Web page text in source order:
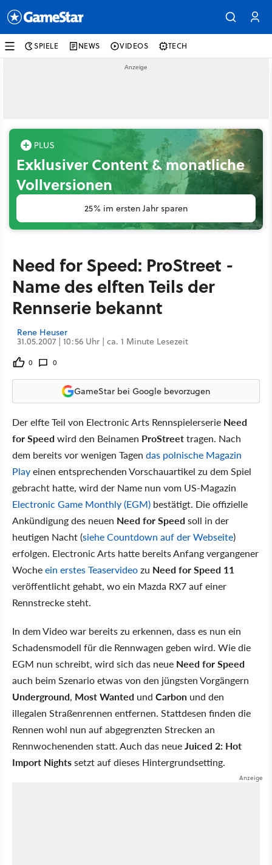
SPIELE NEWS VIDEOS TECH
Exklusiver Content & monatliche
Vollversionen
25% im ersten Jahr sparen
Need for Speed: ProStreet -
Name des elften Teils der
Rennserie bekannt
Rene Heuser
31.05.2007 | 10:56 Uhr | ca. 1 Minute Lesezeit
0 0
GameStar bei Google bevorzugen
Der elfte Teil von Electronic Arts Rennspielerserie Need
for Speedwird den Beinamen ProStreettragen. Nach
dem bereits vor wenigen Tagen das polnische Magazin
Playeinen entsprechenden Vorschauartikel zu dem Spiel
gebracht hatte, wird der Name nun vom US-Magazin
Electronic Game Monthly (EGM) bestätigt. Die offizielle
Ankündigung des neuen Need for Speedsoll in der
heutigen Nacht (siehe Countdown auf der Webseite)
erfolgen. Electronic Arts hatte bereits Anfang vergangener
Wocheein erstes Teaservideozu Need for Speed 11
veröffentlicht gehabt, wo ein Mazda RX7 auf einer
Rennstrecke steht.
In dem Video war bereits zu erkennen, dass es nun ein
Schadensmodell für die Rennwagen geben wird. Wie die
EGM nun schreibt, wird sich das neue Need for Speed
auch beim Szenario etwas von den jüngsten Vorgängern
Underground, Most Wanted und Carbon und den
illegalen Straßenrennen entfernen. Stattdesen finden die
Rennen wohl nun auf abgegrenzten Strecken an
Rennwochenenden statt. Auch das neueJuiced 2: Hot
Import Nightssetzt auf dieses Hintergrundsetting.